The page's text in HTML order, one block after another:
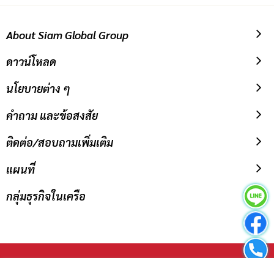
About Siam Global Group
ดาวน์โหลด
นโยบายต่าง ๆ
คำถาม และข้อสงสัย
ติดต่อ/สอบถามเพิ่มเติม
แผนที่
กลุ่มธุรกิจในเครือ